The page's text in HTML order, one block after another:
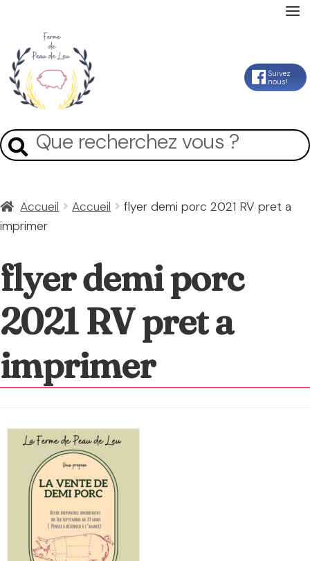
Aller
navigation
Aller
Suivez
nous!
Mon Compte
Recherche
pour :
Recherche
Accueil Accueil
flyer demi porc 2021 RV pret a
imprimer
flyer demi porc
2021 RV pret a
imprimer